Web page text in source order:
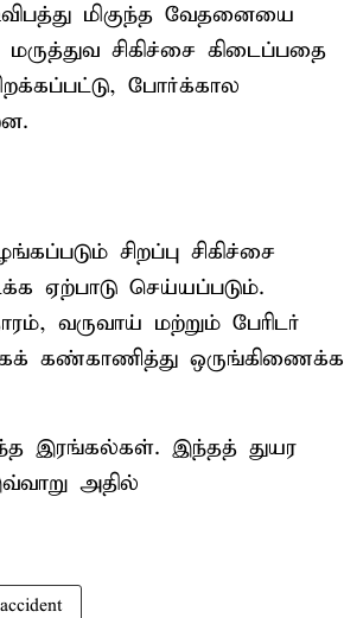
மிகுந்த வேதனையை
சிகிச்சை கிடைப்பதை
போர்க்கால
சிறப்பு சிகிச்சை
ஏற்பாடு செய்யப்படும்.
வருவாய் மற்றும் பேரிடர்
கண்காணித்து ஒருங்கிணைக்க
இரங்கல்கள். இந்தத் துயர
அதில்